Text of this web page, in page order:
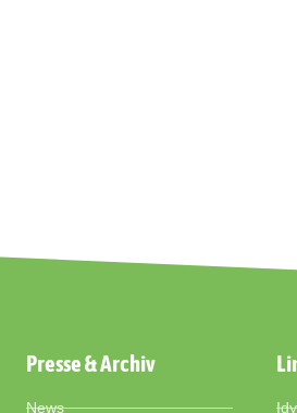
Presse & Archiv
News